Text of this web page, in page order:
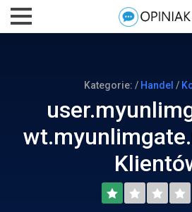
Kategorie: / Handel /